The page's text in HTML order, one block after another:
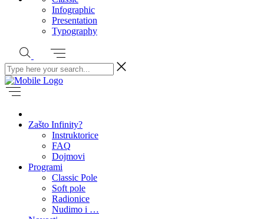
Infographic
Presentation
Typography
Zašto Infinity?
Instruktorice
FAQ
Dojmovi
Programi
Classic Pole
Soft pole
Radionice
Nudimo i …